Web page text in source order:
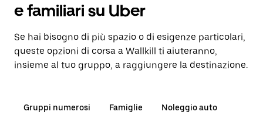
e familiari su Uber
Se hai bisogno di più spazio o di esigenze particolari,
queste opzioni di corsa a Wallkill ti aiuteranno,
insieme al tuo gruppo, a raggiungere la destinazione.
Gruppi numerosi Famiglie Noleggio auto